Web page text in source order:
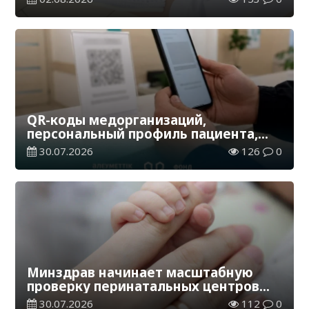
лет
QR-коды медорганизаций,
персональный профиль пациента,
оценка качества – как усиливается
«народный контроль» в
здравоохранении
30.07.2026 126 0
Минздрав начинает масштабную
проверку перинатальных центров
Казахстана
30.07.2026 112 0